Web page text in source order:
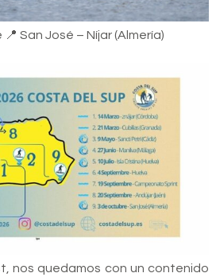
San José – Níjar (Almería)
nos quedamos con un contenido